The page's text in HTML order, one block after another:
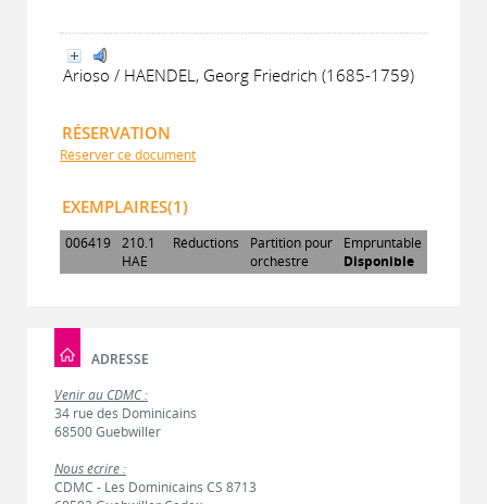
Arioso / HAENDEL, Georg Friedrich (1685-1759)
RÉSERVATION
Réserver ce document
EXEMPLAIRES(1)
006419 210.1
HAE
Réductions
Partition pour
orchestre
Empruntable
Disponible
ADRESSE
Venir au CDMC :
34 rue des Dominicains
68500 Guebwiller
Nous écrire :
CDMC - Les Dominicains CS 8713